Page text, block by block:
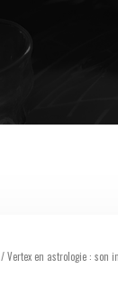
/ Vertex en astrologie : son